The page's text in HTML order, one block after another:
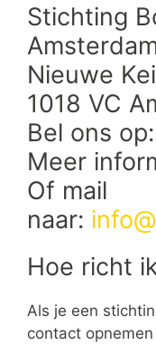
Stichting
Nieuwe
1018 VC
Bel ons
Meer
Of mail
naar:
Hoe richt
Als je een
contact